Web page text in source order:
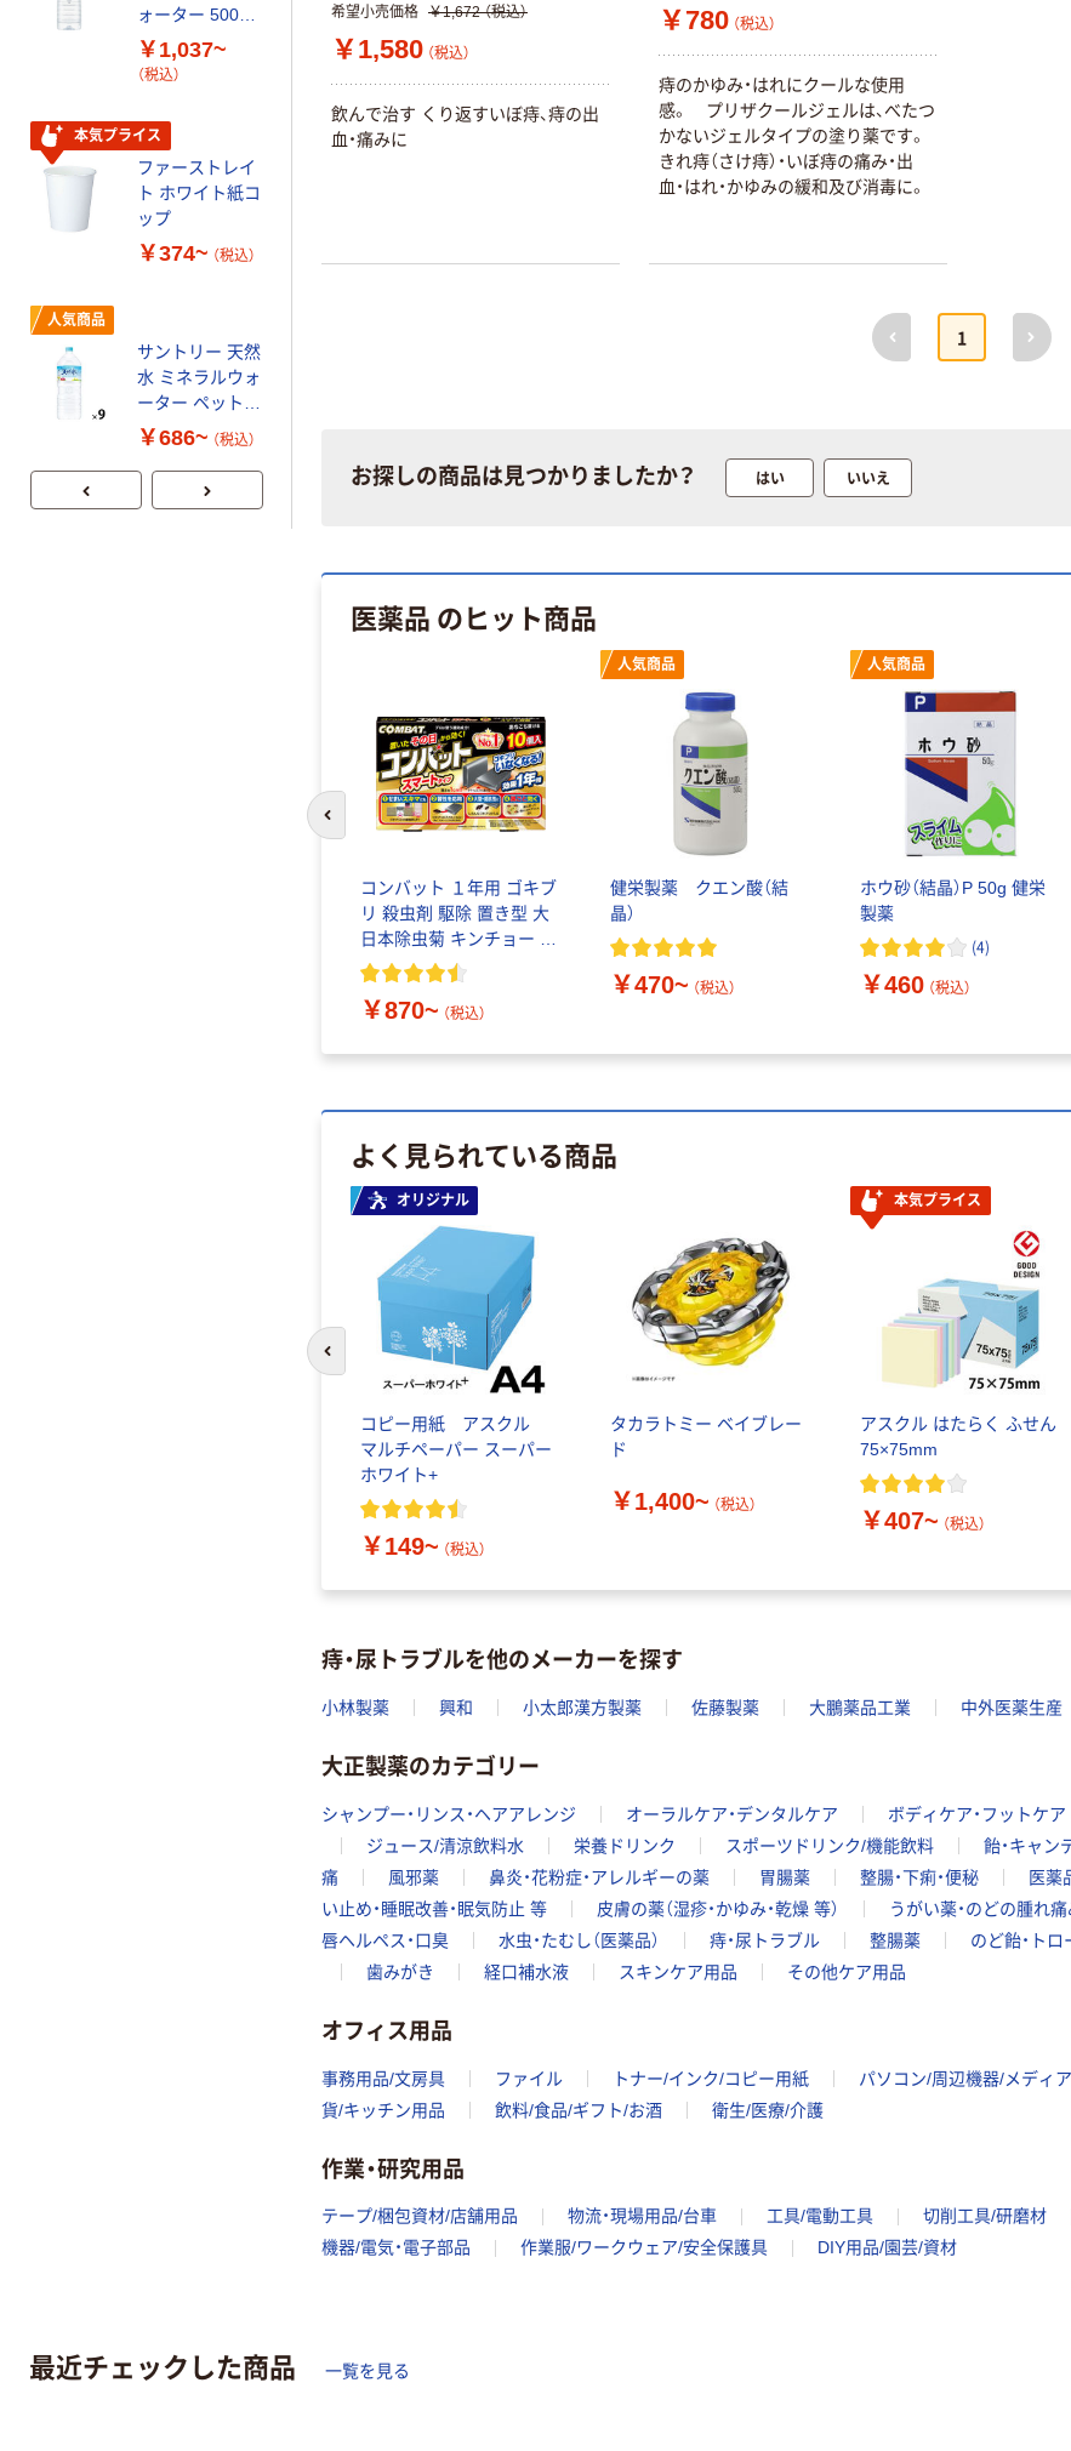
希望小売価格 ￥1,672 （税込）
￥1,580 （税込）
飲んで治す くり返すいぼ痔、痔の出
血・痛みに
￥780 （税込）
痔のかゆみ・はれにクールな使用
感。 プリザクールジェルは、べたつ
かないジェルタイプの塗り薬です。
きれ痔（さけ痔）・いぼ痔の痛み・出
血・はれ・かゆみの緩和及び消毒に。
前へ
1
次へ
お探しの商品は見つかりましたか？ はい いいえ
医薬品 のヒット商品
コンバット １年用 ゴキブ
リ 殺虫剤 駆除 置き型 大
日本除虫菊 キンチョー キ
ンチョウ
￥870~ （税込）
人気商品
健栄製薬 クエン酸（結
晶）
￥470~ （税込）
人気商品
ホウ砂（結晶）P 50g 健栄
製薬
(4)
￥460 （税込）
前のスライドへ
よく見られている商品
オリジナル
コピー用紙 アスクル
マルチペーパー スーパー
ホワイト+
￥149~ （税込）
タカラトミー ベイブレー
ド
￥1,400~ （税込）
本気プライス
アスクル はたらく ふせん
75×75mm
￥407~ （税込）
前のスライドへ
痔・尿トラブルを他のメーカーを探す
小林製薬 興和 小太郎漢方製薬 佐藤製薬 大鵬薬品工業 中外医薬生産
大正製薬のカテゴリー
シャンプー・リンス・ヘアアレンジ オーラルケア・デンタルケア ボディケア・フットケア
ジュース/清涼飲料水
栄養ドリンク スポーツドリンク/機能飲料 飴・キャン
痛
風邪薬 鼻炎・花粉症・アレルギーの薬 胃腸薬 整腸・下痢・便秘 医薬
い止め・睡眠改善・眠気防止 等
皮膚の薬（湿疹・かゆみ・乾燥 等） うがい薬・のどの腫れ痛
唇ヘルペス・口臭
水虫・たむし（医薬品） 痔・尿トラブル 整腸薬 のど飴・トロ
歯みがき
経口補水液 スキンケア用品 その他ケア用品
オフィス用品
事務用品/文房具 ファイル トナー/インク/コピー用紙 パソコン/周辺機器/メディア
貨/キッチン用品
飲料/食品/ギフト/お酒 衛生/医療/介護
作業・研究用品
テープ/梱包資材/店舗用品 物流・現場用品/台車 工具/電動工具 切削工具/研磨材
機器/電気・電子部品
作業服/ワークウェア/安全保護具 DIY用品/園芸/資材
ォーター 500ml
キャップシール
付き／2Lラベル
￥1,037~
（税込）
本気プライス
ファーストレイ
ト ホワイト紙コ
ップ
￥374~ （税込）
人気商品
サントリー 天然
水 ミネラルウォ
ーター ペットボ
トル
￥686~ （税込）
ト ニトリルグ
ローブ ブル
ー 粉なし（パ
ウダーフリー）
￥698~
オリジナル
スズラン 酒精綿
￥1,037~
本気プライス
人気商品
サントリー 天然
最近チェックした商品 一覧を見る